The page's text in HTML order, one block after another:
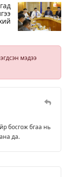
мэдээ
босгож бгаа нь
да.